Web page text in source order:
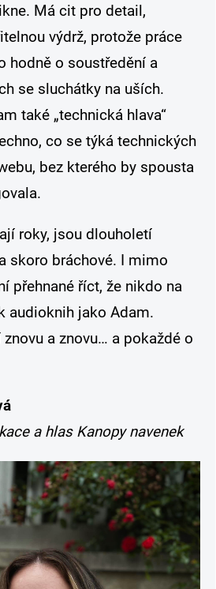
Má cit pro detail,
výdrž, protože práce
hodně o soustředění a
se sluchátky na uších.
také „technická hlava“
co se týká technických
bez kterého by spousta
roky, jsou dlouholetí
skoro bráchové. I mimo
přehnané říct, že nikdo na
audioknih jako Adam.
a znovu… a pokaždé o
a hlas Kanopy navenek